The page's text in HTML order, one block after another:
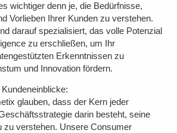
wichtiger denn je, die Bedürfnisse,
Vorlieben Ihrer Kunden zu verstehen.
darauf spezialisiert, das volle Potenzial
zu erschließen, um Ihr
Erkenntnissen zu
und Innovation fördern.
glauben, dass der Kern jeder
darin besteht, seine
zu verstehen. Unsere Consumer